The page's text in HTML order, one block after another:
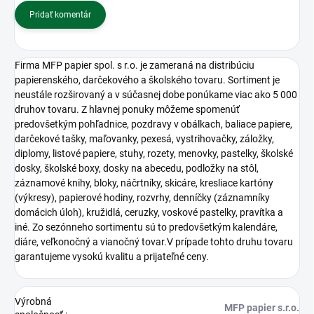
Pridať komentár
Firma MFP papier spol. s r.o. je zameraná na distribúciu
papierenského, darčekového a školského tovaru. Sortiment je
neustále rozširovaný a v súčasnej dobe ponúkame viac ako 5 000
druhov tovaru. Z hlavnej ponuky môžeme spomenúť
predovšetkým pohľadnice, pozdravy v obálkach, baliace papiere,
darčekové tašky, maľovanky, pexesá, vystrihovačky, záložky,
diplomy, listové papiere, stuhy, rozety, menovky, pastelky, školské
dosky, školské boxy, dosky na abecedu, podložky na stôl,
záznamové knihy, bloky, náčrtníky, skicáre, kresliace kartóny
(výkresy), papierové hodiny, rozvrhy, denníčky (záznamníky
domácich úloh), kružidlá, ceruzky, voskové pastelky, pravítka a
iné. Zo sezónneho sortimentu sú to predovšetkým kalendáre,
diáre, veľkonočný a vianočný tovar.V prípade tohto druhu tovaru
garantujeme vysokú kvalitu a prijateľné ceny.
Výrobná
MFP papier s.r.o.